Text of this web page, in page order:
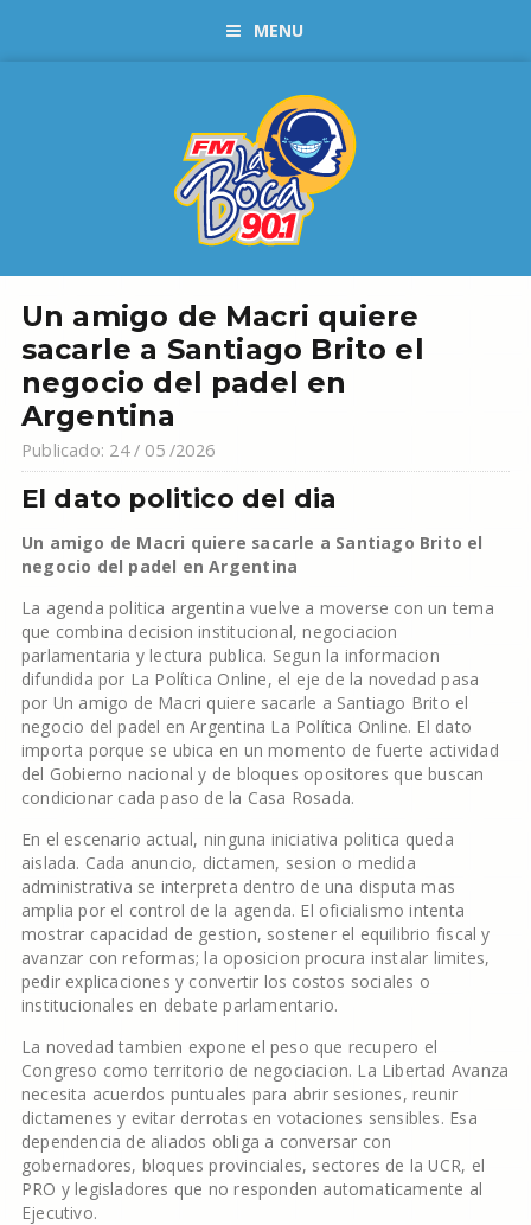
MENU
Un amigo de Macri quiere
sacarle a Santiago Brito el
negocio del padel en
Argentina
Publicado: 24 / 05 /2026
El dato politico del dia
Un amigo de Macri quiere sacarle a Santiago Brito el
negocio del padel en Argentina
La agenda politica argentina vuelve a moverse con un tema
que combina decision institucional, negociacion
parlamentaria y lectura publica. Segun la informacion
difundida por La Política Online, el eje de la novedad pasa
por Un amigo de Macri quiere sacarle a Santiago Brito el
negocio del padel en Argentina La Política Online. El dato
importa porque se ubica en un momento de fuerte actividad
del Gobierno nacional y de bloques opositores que buscan
condicionar cada paso de la Casa Rosada.
En el escenario actual, ninguna iniciativa politica queda
aislada. Cada anuncio, dictamen, sesion o medida
administrativa se interpreta dentro de una disputa mas
amplia por el control de la agenda. El oficialismo intenta
mostrar capacidad de gestion, sostener el equilibrio fiscal y
avanzar con reformas; la oposicion procura instalar limites,
pedir explicaciones y convertir los costos sociales o
institucionales en debate parlamentario.
La novedad tambien expone el peso que recupero el
Congreso como territorio de negociacion. La Libertad Avanza
necesita acuerdos puntuales para abrir sesiones, reunir
dictamenes y evitar derrotas en votaciones sensibles. Esa
dependencia de aliados obliga a conversar con
gobernadores, bloques provinciales, sectores de la UCR, el
PRO y legisladores que no responden automaticamente al
Ejecutivo.